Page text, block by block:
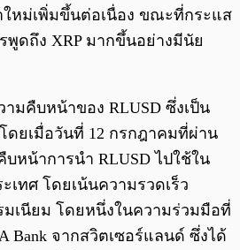
ใหม่เพิ่มขึ้นต่อเนื่อง ขณะที่กระแส
พูดถึง XRP มากขึ้นอย่างมีนัย
มคืบหน้าของ RLUSD ซึ่งเป็น
ดยเมื่อวันที่ 12 กรกฎาคมที่ผ่าน
หน้าการนำ RLUSD ไปใช้ใน
เทศ โดยเน้นความรวดเร็ว
มเนียม โดยหนึ่งในความร่วมมือที่
Bank จากสวิตเซอร์แลนด์ ซึ่งได้